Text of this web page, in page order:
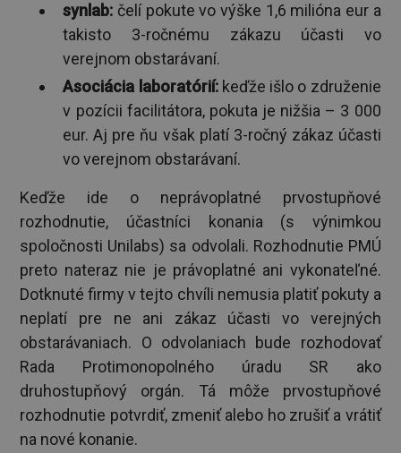
synlab: čelí pokute vo výške 1,6 milióna eur a
takisto 3-ročnému zákazu účasti vo
verejnom obstarávaní.
Asociácia laboratórií:keďže išlo o združenie
v pozícii facilitátora, pokuta je nižšia – 3 000
eur. Aj pre ňu však platí 3-ročný zákaz účasti
vo verejnom obstarávaní.
Keďže ide o neprávoplatné prvostupňové
rozhodnutie, účastníci konania (s výnimkou
spoločnosti Unilabs) sa odvolali. Rozhodnutie PMÚ
preto nateraz nie je právoplatné ani vykonateľné.
Dotknuté firmy v tejto chvíli nemusia platiť pokuty a
neplatí pre ne ani zákaz účasti vo verejných
obstarávaniach. O odvolaniach bude rozhodovať
Rada Protimonopolného úradu SR ako
druhostupňový orgán. Tá môže prvostupňové
rozhodnutie potvrdiť, zmeniť alebo ho zrušiť a vrátiť
na nové konanie.